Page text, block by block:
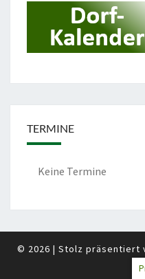
TERMINE
Keine Termine
© 2026 | Stolz präsentiert